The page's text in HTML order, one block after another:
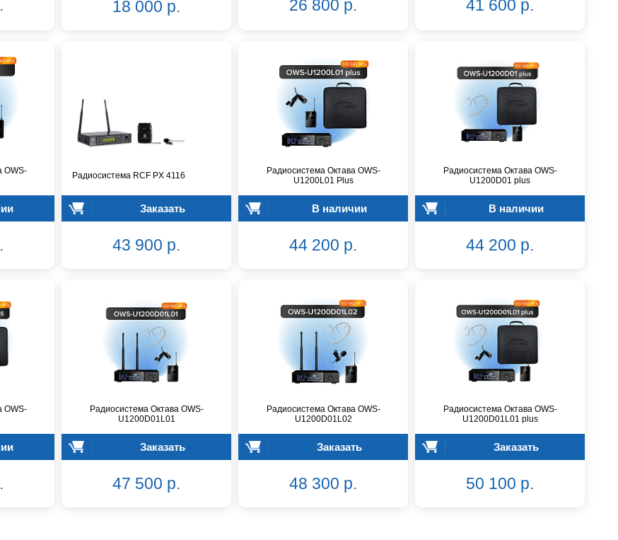
18 000 р. 26 800 р. 41 600 р.
OWS-
Радиосистема RCF PX 4116
Заказать
43 900 р.
Радиосистема Октава OWS-
U1200L01 Plus
В наличии
44 200 р.
Радиосистема Октава OWS-
U1200D01 plus
В наличии
44 200 р.
OWS-
Радиосистема Октава OWS-
U1200D01L01
Заказать
47 500 р.
Радиосистема Октава OWS-
U1200D01L02
Заказать
48 300 р.
Радиосистема Октава OWS-
U1200D01L01 plus
Заказать
50 100 р.